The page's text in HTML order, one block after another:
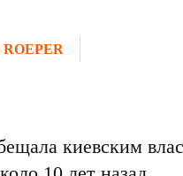
киевским
10 лет назад